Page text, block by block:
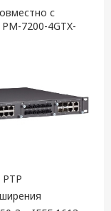
с
7200-4GTX-